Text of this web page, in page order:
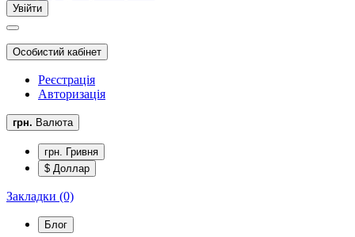
Особистий кабінет
Реєстрація
Авторизація
грн. Валюта
грн. Гривня
$ Доллар
Закладки (0)
Блог